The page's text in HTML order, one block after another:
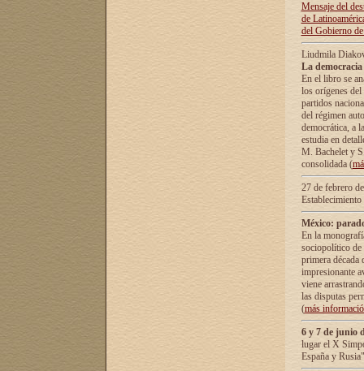
Mensaje del
de
del Gobierno
Liudmila
La
En el libro se
los orígenes
partidos
del régimen
democrática, а
estudia en
М. Bachelet у
consolidada (
27 de febrero
México:
En la
sociopolítico de
primera década
impresionante
viene
las disputas
(más
6 y 7 de junio
lugar el X
España y